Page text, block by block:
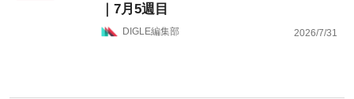
｜7月5週目
DIGLE編集部 2026/7/31